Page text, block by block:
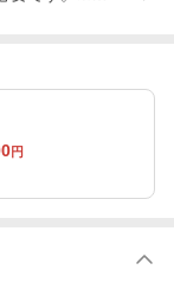
円